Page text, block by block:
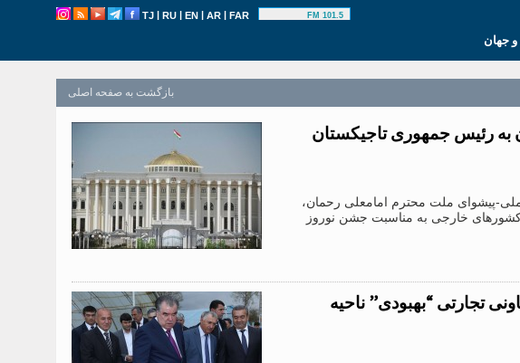
TJ | RU | EN | AR | FAR 101.5 FM
جهان
بازگشت به صفحه اصلی
به رئیس جمهوری تاجیکستان
صلح و وحدت ملی-پیشوای ملت محترم امامعلی رحمان،
خارجی به مناسبت جشن نوروز
تجارتی “بهبودی” ناحیه